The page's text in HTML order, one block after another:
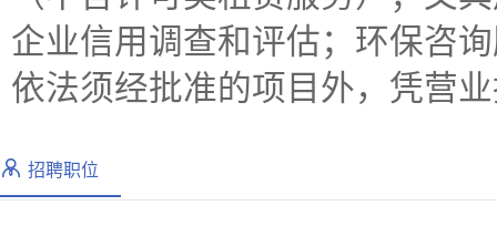
企业信用调查和评估；环保咨
依法须经批准的项目外，凭营
招聘职位